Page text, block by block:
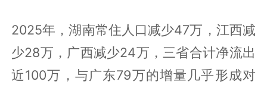
2025年，湖南常住人口减少47万，江西减
少28万，广西减少24万，三省合计净流出
近100万，与广东79万的增量几乎形成对